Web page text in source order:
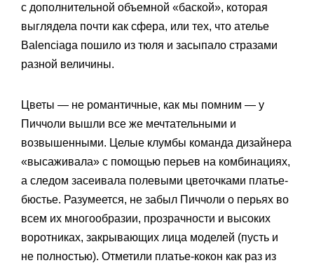
с дополнительной объемной «баской», которая
выглядела почти как сфера, или тех, что ателье
Balenciaga пошило из тюля и засыпало стразами
разной величины.
Цветы — не романтичные, как мы помним — у
Пиччоли вышли все же мечтательными и
возвышенными. Целые клумбы команда дизайнера
«высаживала» с помощью перьев на комбинациях,
а следом засеивала полевыми цветочками платье-
бюстье. Разумеется, не забыл Пиччоли о перьях во
всем их многообразии, прозрачности и высоких
воротниках, закрывающих лица моделей (пусть и
не полностью). Отметили платье-кокон как раз из